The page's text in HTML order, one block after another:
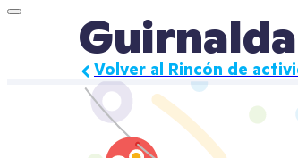
Volver al Rincón de